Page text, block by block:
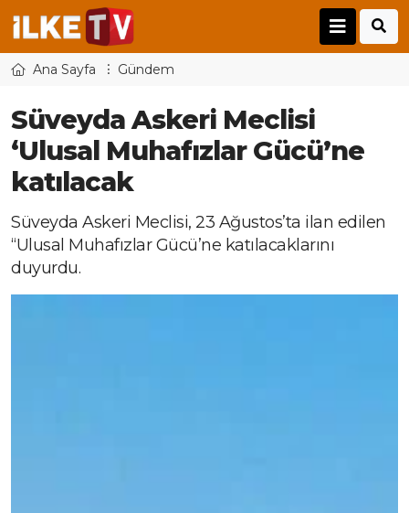
Ana Sayfa Gündem
Süveyda Askeri Meclisi
‘Ulusal Muhafızlar Gücü’ne
katılacak
Süveyda Askeri Meclisi, 23 Ağustos’ta ilan edilen
“Ulusal Muhafızlar Gücü’ne katılacaklarını
duyurdu.